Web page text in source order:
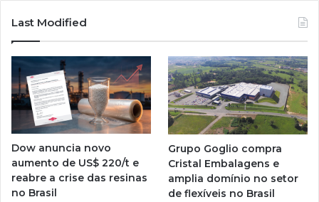
Last Modified
Dow anuncia novo
aumento de US$ 220/t e
reabre a crise das resinas
no Brasil
Grupo Goglio compra
Cristal Embalagens e
amplia domínio no setor
de flexíveis no Brasil